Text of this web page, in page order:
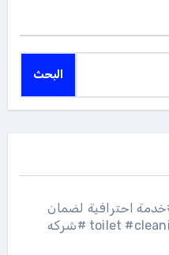
البحث
احترافية لضمان
النظافة التامة 70067311 #toilet #cleaning #شركه